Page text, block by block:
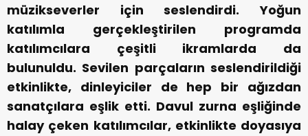
müzikseverler için seslendirdi. Yoğun
katılımla gerçekleştirilen programda
katılımcılara çeşitli ikramlarda da
bulunuldu. Sevilen parçaların seslendirildiği
etkinlikte, dinleyiciler de hep bir ağızdan
sanatçılara eşlik etti. Davul zurna eşliğinde
halay çeken katılımcılar, etkinlikte doyasıya